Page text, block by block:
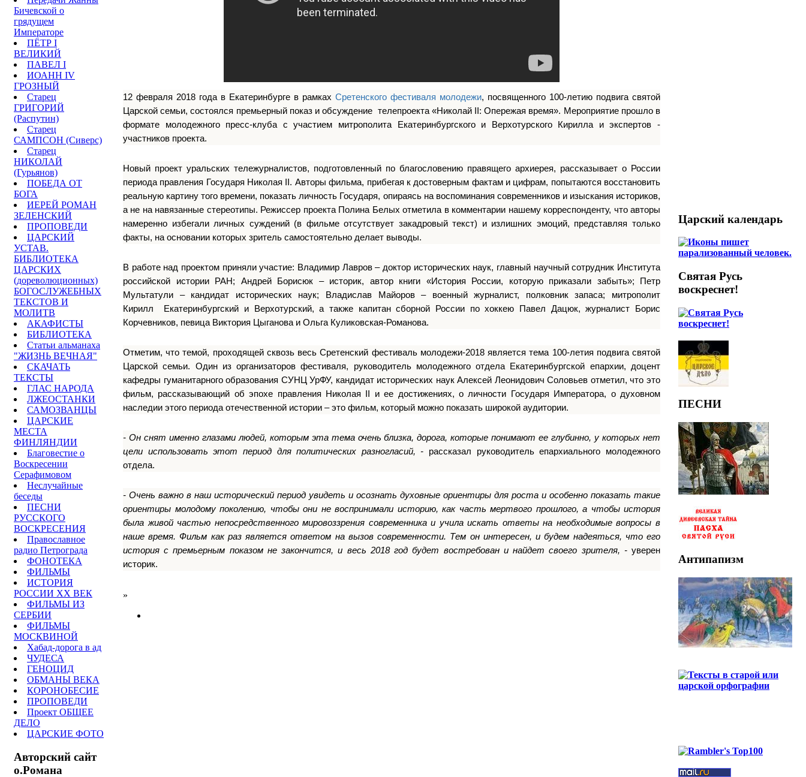
Бичевской о
грядущем
Императоре
ПЁТР I
ВЕЛИКИЙ
ПАВЕЛ I
ИОАНН IV
ГРОЗНЫЙ
Старец
ГРИГОРИЙ
(Распутин)
Старец
САМПСОН (Сиверс)
Старец
НИКОЛАЙ
(Гурьянов)
ПОБЕДА ОТ
БОГА
ИЕРЕЙ РОМАН
ЗЕЛЕНСКИЙ
ПРОПОВЕДИ
ЦАРСКИЙ
УСТАВ.
БИБЛИОТЕКА
ЦАРСКИХ
(дореволюционных)
БОГОСЛУЖЕБНЫХ
ТЕКСТОВ И
МОЛИТВ
АКАФИСТЫ
БИБЛИОТЕКА
Статьи альманаха
"ЖИЗНЬ ВЕЧНАЯ"
СКАЧАТЬ
ТЕКСТЫ
ГЛАС НАРОДА
ЛЖЕОСТАНКИ
САМОЗВАНЦЫ
ЦАРСКИЕ
МЕСТА
ФИНЛЯНДИИ
Благовестие о
Воскресении
Серафимовом
Неслучайные
беседы
ПЕСНИ
РУССКОГО
ВОСКРЕСЕНИЯ
Православное
радио Петрограда
ФОНОТЕКА
ФИЛЬМЫ
ИСТОРИЯ
РОССИИ ХХ ВЕК
ФИЛЬМЫ ИЗ
СЕРБИИ
ФИЛЬМЫ
МОСКВИНОЙ
Хабад-дорога в ад
ЧУДЕСА
ГЕНОЦИД
ОБМАНЫ ВЕКА
КОРОНОБЕСИЕ
ПРОПОВЕДИ
Проект ОБЩЕЕ
ДЕЛО
ЦАРСКИЕ ФОТО
Авторский сайт
о.Романа
12 февраля 2018 года в Екатеринбурге в рамках Сретенского фестиваля молодежи, посвященного 100-летию подвига святой
Царской семьи, состоялся премьерный показ и обсуждение телепроекта «Николай II: Опережая время». Мероприятие прошло в
формате молодежного пресс-клуба с участием митрополита Екатеринбургского и Верхотурского Кирилла и экспертов -
участников проекта.
Новый проект уральских тележурналистов, подготовленный по благословению правящего архиерея, рассказывает о России
периода правления Государя Николая II. Авторы фильма, прибегая к достоверным фактам и цифрам, попытаются восстановить
реальную картину того времени, показать личность Государя, опираясь на воспоминания современников и изыскания историков,
а не на навязанные стереотипы. Режиссер проекта Полина Белых отметила в комментарии нашему корреспонденту, что авторы
намеренно избегали личных суждений (в фильме отсутствует закадровый текст) и излишних эмоций, представляя только
факты, на основании которых зритель самостоятельно делает выводы.
В работе над проектом приняли участие: Владимир Лавров – доктор исторических наук, главный научный сотрудник Института
российской истории РАН; Андрей Борисюк – историк, автор книги «История России, которую приказали забыть»; Петр
Мультатули – кандидат исторических наук; Владислав Майоров – военный журналист, полковник запаса; митрополит
Кирилл Екатеринбургский и Верхотурский, а также капитан сборной России по хоккею Павел Дацюк, журналист Борис
Корчевников, певица Виктория Цыганова и Ольга Куликовская-Романова.
Отметим, что темой, проходящей сквозь весь Сретенский фестиваль молодежи-2018 является тема 100-летия подвига святой
Царской семьи. Один из организаторов фестиваля, руководитель молодежного отдела Екатеринбургской епархии, доцент
кафедры гуманитарного образования СУНЦ УрФУ, кандидат исторических наук Алексей Леонидович Соловьев отметил, что это
фильм, рассказывающий об эпохе правления Николая II и ее достижениях, о личности Государя Императора, о духовном
наследии этого периода отечественной истории – это фильм, который можно показать широкой аудитории.
- Он снят именно глазами людей, которым эта тема очень близка, дорога, которые понимают ее глубинно, у которых нет
цели использовать этот период для политических разногласий, - рассказал руководитель епархиального молодежного
отдела.
- Очень важно в наш исторический период увидеть и осознать духовные ориентиры для роста и особенно показать такие
ориентиры молодому поколению, чтобы они не воспринимали историю, как часть мертвого прошлого, а чтобы история
была живой частью непосредственного мировоззрения современника и учила искать ответы на необходимые вопросы в
наше время. Фильм как раз является ответом на вызов современности. Тем он интересен, и будем надеяться, что его
история с премьерным показом не закончится, и весь 2018 год будет востребован и найдет своего зрителя, -уверен
историк.
»
Царский календарь
Святая Русь
воскреснет!
ПЕСНИ
Антипапизм